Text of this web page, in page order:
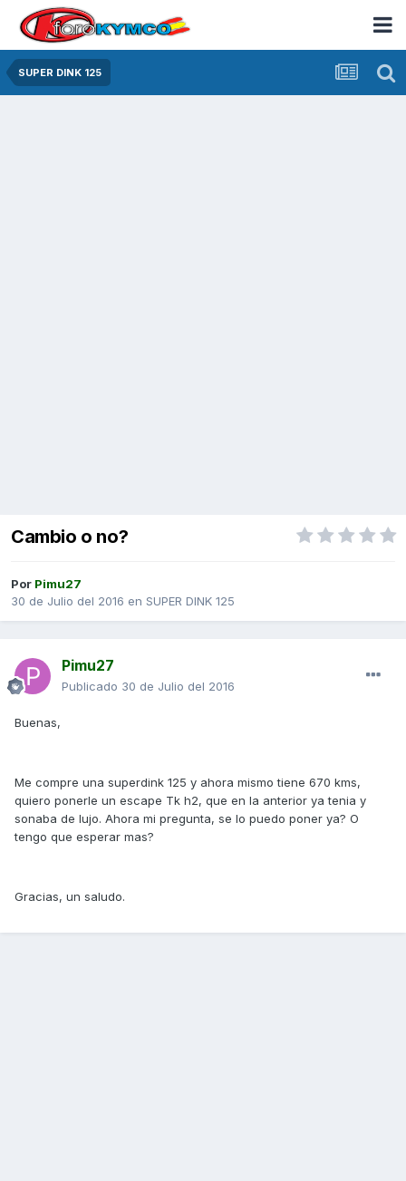
SUPER DINK 125
Cambio o no?
Por Pimu27
30 de Julio del 2016 en SUPER DINK 125
Pimu27
Publicado 30 de Julio del 2016
Buenas,
Me compre una superdink 125 y ahora mismo tiene 670 kms,
quiero ponerle un escape Tk h2, que en la anterior ya tenia y
sonaba de lujo. Ahora mi pregunta, se lo puedo poner ya? O
tengo que esperar mas?
Gracias, un saludo.